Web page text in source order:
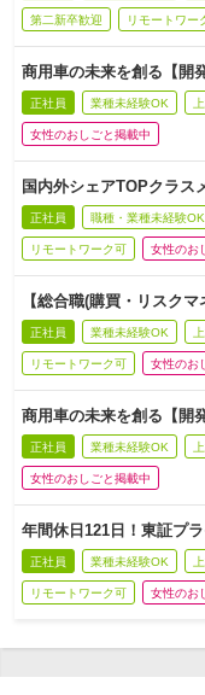
第二新卒歓迎 リモートワー
商用車の未来を創る【開
正社員 業種未経験OK
女性のおしごと掲載中
国内外シェアTOPクラス
正社員 職種・業種未経験OK
リモートワーク可 女性のお
【総合職(購買・リスク
正社員 業種未経験OK
リモートワーク可 女性のお
商用車の未来を創る【開
正社員 業種未経験OK
女性のおしごと掲載中
年間休日121日！東証プ
正社員 業種未経験OK
リモートワーク可 女性のお